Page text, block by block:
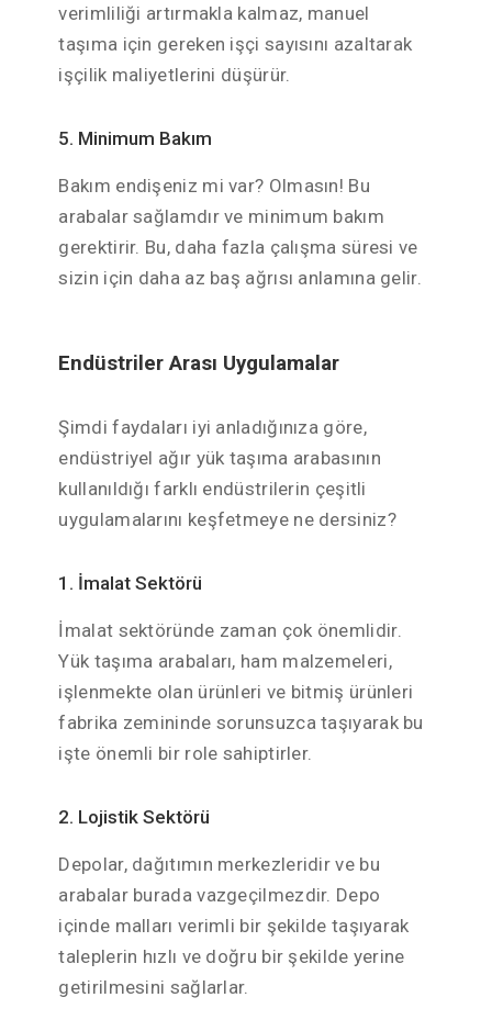
verimliliği artırmakla kalmaz, manuel
taşıma için gereken işçi sayısını azaltarak
işçilik maliyetlerini düşürür.
5. Minimum Bakım
Bakım endişeniz mi var? Olmasın! Bu
arabalar sağlamdır ve minimum bakım
gerektirir. Bu, daha fazla çalışma süresi ve
sizin için daha az baş ağrısı anlamına gelir.
Endüstriler Arası Uygulamalar
Şimdi faydaları iyi anladığınıza göre,
endüstriyel ağır yük taşıma arabasının
kullanıldığı farklı endüstrilerin çeşitli
uygulamalarını keşfetmeye ne dersiniz?
1. İmalat Sektörü
İmalat sektöründe zaman çok önemlidir.
Yük taşıma arabaları, ham malzemeleri,
işlenmekte olan ürünleri ve bitmiş ürünleri
fabrika zemininde sorunsuzca taşıyarak bu
işte önemli bir role sahiptirler.
2. Lojistik Sektörü
Depolar, dağıtımın merkezleridir ve bu
arabalar burada vazgeçilmezdir. Depo
içinde malları verimli bir şekilde taşıyarak
taleplerin hızlı ve doğru bir şekilde yerine
getirilmesini sağlarlar.